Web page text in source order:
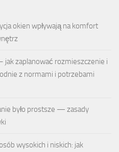
okien wpływają na komfort
jak zaplanować rozmieszczenie i
z normami i potrzebami
było prostsze — zasady
wysokich i niskich: jak